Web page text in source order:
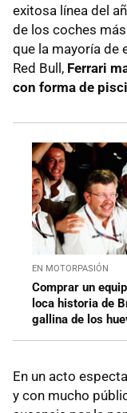
exitosa línea del
de los coches
que la mayoría de
Red Bull, Ferrari
con forma de
EN MOTORPASIÓN
Comprar un
loca historia de
gallina de los
En un acto
y con mucho